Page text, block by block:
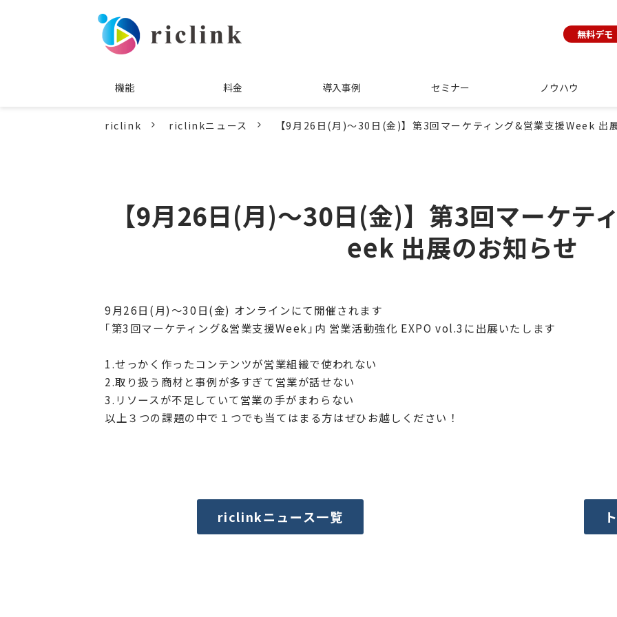
無料デモ
機能 料金 導入事例 セミナー ノウハウ
riclink riclinkニュース 【9月26日(月)～30日(金)】第3回マーケティング&営業支援Week 出
【9月26日(月)～30日(金)】第3回マーケテ
eek 出展のお知らせ
9月26日(月)～30日(金) オンラインにて開催されます
｢第3回マーケティング&営業支援Week｣内 営業活動強化 EXPO vol.3に出展いたします
1.せっかく作ったコンテンツが営業組織で使われない
2.取り扱う商材と事例が多すぎて営業が話せない
3.リソースが不足していて営業の手がまわらない
以上３つの課題の中で１つでも当てはまる方はぜひお越しください！
riclinkニュース一覧